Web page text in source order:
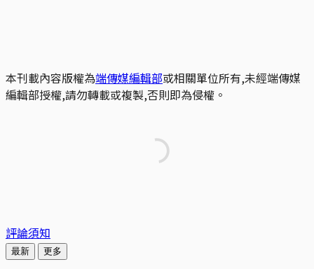
本刊載內容版權為端傳媒編輯部或相關單位所有,未經端傳媒
編輯部授權,請勿轉載或複製,否則即為侵權。
評論須知
最新 更多